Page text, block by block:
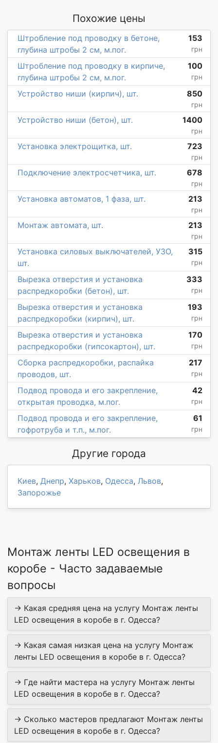
Похожие цены
Штробление под проводку в бетоне,
глубина штробы 2 см, м.пог.
153
грн
Штробление под проводку в кирпиче,
глубина штробы 2 см, м.пог.
100
грн
Устройство ниши (кирпич), шт. 850
грн
Устройство ниши (бетон), шт. 1400
грн
Установка электрощитка, шт. 723
грн
Подключение электросчетчика, шт. 678
грн
Установка автоматов, 1 фаза, шт. 213
грн
Монтаж автомата, шт. 213
грн
Установка силовых выключателей, УЗО,
шт.
315
грн
Вырезка отверстия и установка
распредкоробки (бетон), шт.
333
грн
Вырезка отверстия и установка
распредкоробки (кирпич), шт.
193
грн
Вырезка отверстия и установка
распредкоробки (гипсокартон), шт.
170
грн
Сборка распредкоробки, распайка
проводов, шт.
217
грн
Подвод провода и его закрепление,
открытая проводка, м.пог.
42
грн
Подвод провода и его закрепление,
гофротруба и т.п., м.пог.
61
грн
Другие города
Киев, Днепр, Харьков, Одесса, Львов,
Запорожье
Монтаж ленты LED освещения в
коробе - Часто задаваемые
вопросы
→ Какая средняя цена на услугу Монтаж ленты
LED освещения в коробе в г. Одесса?
→ Какая самая низкая цена на услугу Монтаж
ленты LED освещения в коробе в г. Одесса?
→ Где найти мастера на услугу Монтаж ленты
LED освещения в коробе в г. Одесса?
→ Сколько мастеров предлагают Монтаж ленты
LED освещения в коробе в г. Одесса?